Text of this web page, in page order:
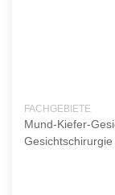
FACHGEBIETE
Mund-Kiefer-
Gesichtschirurgie